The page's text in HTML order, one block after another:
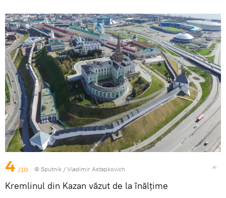
4 /10 © Sputnik / Vladimir Astapkovich
Kremlinul din Kazan văzut de la înălțime